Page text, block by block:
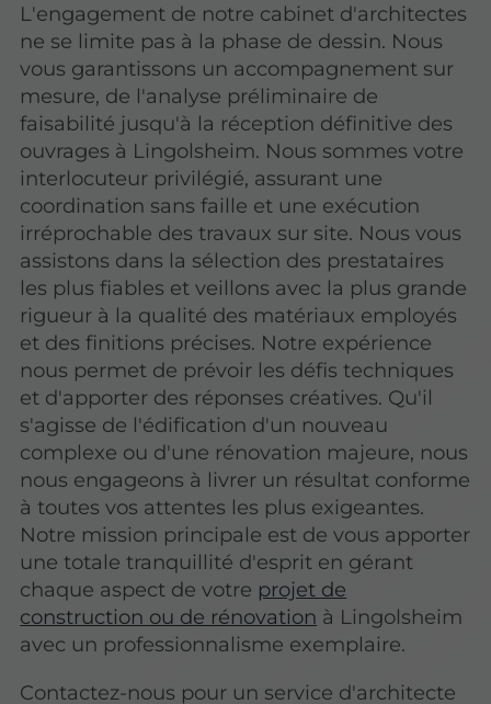
L'engagement de notre cabinet d'architectes
ne se limite pas à la phase de dessin. Nous
vous garantissons un accompagnement sur
mesure, de l'analyse préliminaire de
faisabilité jusqu'à la réception définitive des
ouvrages à Lingolsheim. Nous sommes votre
interlocuteur privilégié, assurant une
coordination sans faille et une exécution
irréprochable des travaux sur site. Nous vous
assistons dans la sélection des prestataires
les plus fiables et veillons avec la plus grande
rigueur à la qualité des matériaux employés
et des finitions précises. Notre expérience
nous permet de prévoir les défis techniques
et d'apporter des réponses créatives. Qu'il
s'agisse de l'édification d'un nouveau
complexe ou d'une rénovation majeure, nous
nous engageons à livrer un résultat conforme
à toutes vos attentes les plus exigeantes.
Notre mission principale est de vous apporter
une totale tranquillité d'esprit en gérant
chaque aspect de votre projet de
construction ou de rénovation à Lingolsheim
avec un professionnalisme exemplaire.
Contactez-nous pour un service d'architecte